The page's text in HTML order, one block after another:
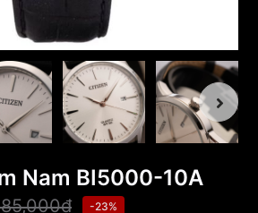
Nam BI5000-10A
-23%